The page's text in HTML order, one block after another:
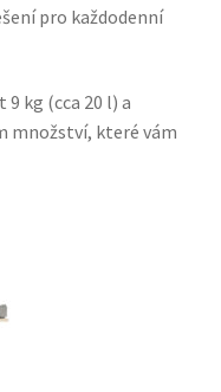
pro každodenní
kg (cca 20 l) a
množství, které vám